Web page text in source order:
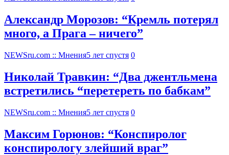
Александр Морозов: “Кремль потерял
много, а Прага – ничего”
NEWSru.com :: Мнения5 лет спустя 0
Николай Травкин: “Два джентльмена
встретились “перетереть по бабкам”
NEWSru.com :: Мнения5 лет спустя 0
Максим Горюнов: “Конспиролог
конспирологу злейший враг”